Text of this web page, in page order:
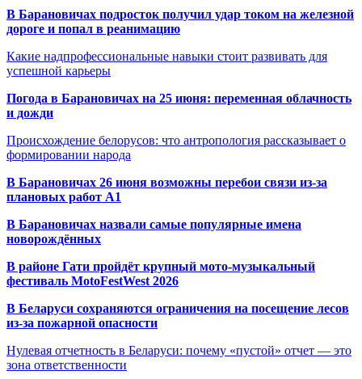
В Барановичах подросток получил удар током на железной
дороге и попал в реанимацию
Какие надпрофессиональные навыки стоит развивать для
успешной карьеры
Погода в Барановичах на 25 июня: переменная облачность
и дожди
Происхождение белорусов: что антропология рассказывает о
формировании народа
В Барановичах 26 июня возможны перебои связи из-за
плановых работ A1
В Барановичах назвали самые популярные имена
новорождённых
В районе Гати пройдёт крупный мото-музыкальный
фестиваль MotoFestWest 2026
В Беларуси сохраняются ограничения на посещение лесов
из-за пожарной опасности
Нулевая отчетность в Беларуси: почему «пустой» отчет — это
зона ответственности